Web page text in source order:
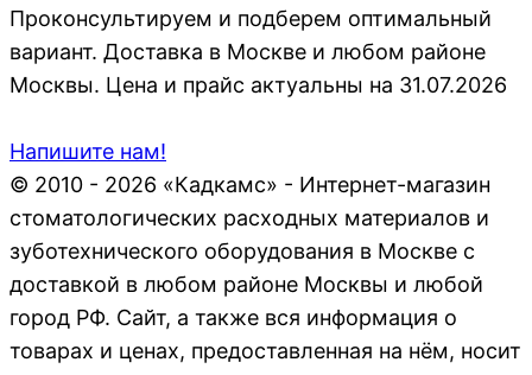
Проконсультируем и подберем оптимальный
вариант. Доставка в Москве и любом районе
Москвы. Цена и прайс актуальны на 31.07.2026
Напишите нам!
© 2010 - 2026 «Кадкамс» - Интернет-магазин
стоматологических расходных материалов и
зуботехнического оборудования в Москве с
доставкой в любом районе Москвы и любой
город РФ. Сайт, а также вся информация о
товарах и ценах, предоставленная на нём, носит